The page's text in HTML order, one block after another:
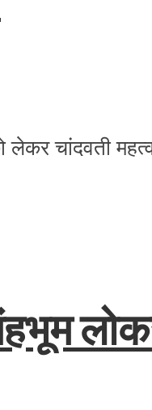
लेकर चांदवती